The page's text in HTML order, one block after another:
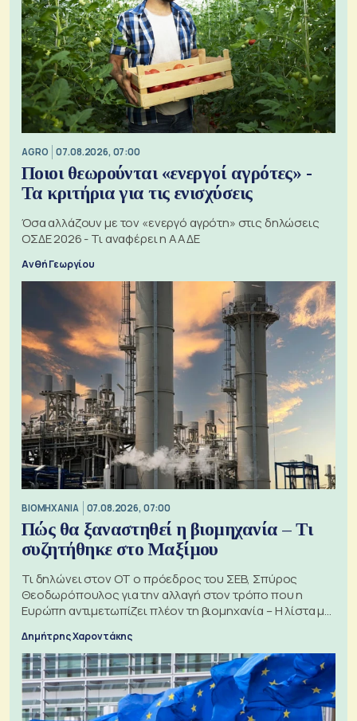
AGRO 07.08.2026, 07:00
Ποιοι θεωρούνται «ενεργοί αγρότες» -
Τα κριτήρια για τις ενισχύσεις
Όσα αλλάζουν με τον «ενεργό αγρότη» στις δηλώσεις
ΟΣΔΕ 2026 - Τι αναφέρει η ΑΑΔΕ
Ανθή Γεωργίου
ΒΙΟΜΗΧΑΝΙΑ 07.08.2026, 07:00
Πώς θα ξαναστηθεί η βιομηχανία – Τι
συζητήθηκε στο Μαξίμου
Τι δηλώνει στον ΟΤ ο πρόεδρος του ΣΕΒ, Σπύρος
Θεοδωρόπουλος για την αλλαγή στον τρόπο που η
Ευρώπη αντιμετωπίζει πλέον τη βιομηχανία – Η λίστα με
Δημήτρης Χαροντάκης